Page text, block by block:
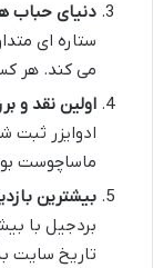
دنیای حباب
می کند. هر کسب وکار می
اولین نقد و
ادوایزر ثبت
ماساچوست
بیشترین
تاریخ سایت